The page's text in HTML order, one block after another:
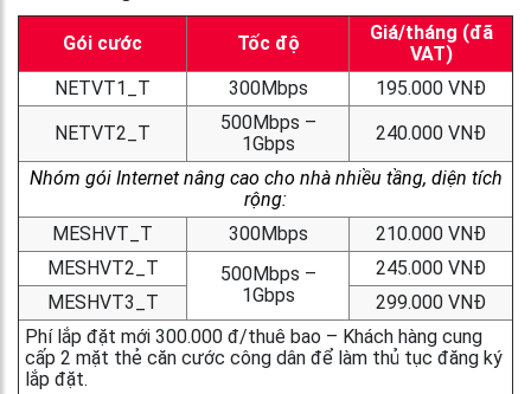
Gói cước Tốc độ
Giá/tháng (đã
VAT)
NETVT1_T
300Mbps
195.000 VNĐ
NETVT2_T
500Mbps –
1Gbps
240.000 VNĐ
Nhóm gói Internet nâng cao cho nhà nhiều tầng, diện tích
rộng:
MESHVT_T
300Mbps
210.000 VNĐ
MESHVT2_T
500Mbps –
1Gbps
245.000 VNĐ
MESHVT3_T
299.000 VNĐ
Phí lắp đặt mới 300.000 đ/thuê bao – Khách hàng cung
cấp 2 mặt thẻ căn cước công dân để làm thủ tục đăng ký
lắp đặt.